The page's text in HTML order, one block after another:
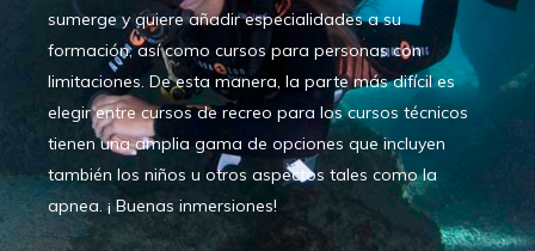
sumerge y quiere añadir especialidades a su
formación, así como cursos para personas con
limitaciones. De esta manera, la parte más difícil es
elegir entre cursos de recreo para los cursos técnicos
tienen una amplia gama de opciones que incluyen
también los niños u otros aspectos tales como la
apnea. ¡ Buenas inmersiones!